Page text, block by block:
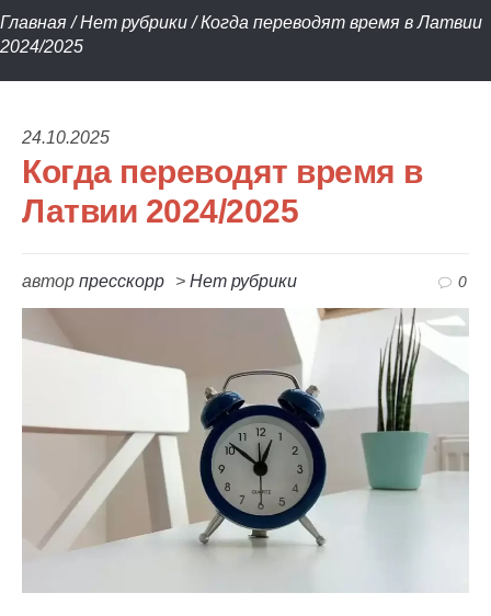
Главная /Нет рубрики /Когда переводят время в Латвии
2024/2025
24.10.2025
Когда переводят время в
Латвии 2024/2025
автор пресскорр > Нет рубрики 0